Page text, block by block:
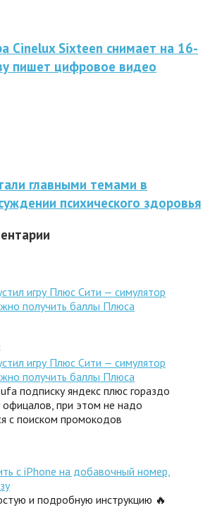
Cinelux Sixteen снимает на 16-
пишет цифровое видео
главными темами в
психического здоровья
игру Плюс Сити — симулятор
получить баллы Плюса
игру Плюс Сити — симулятор
получить баллы Плюса
подписку яндекс плюс гораздо
при этом не надо
с поиском промокодов
с iPhone на добавочный номер,
и подробную инструкцию 🔥